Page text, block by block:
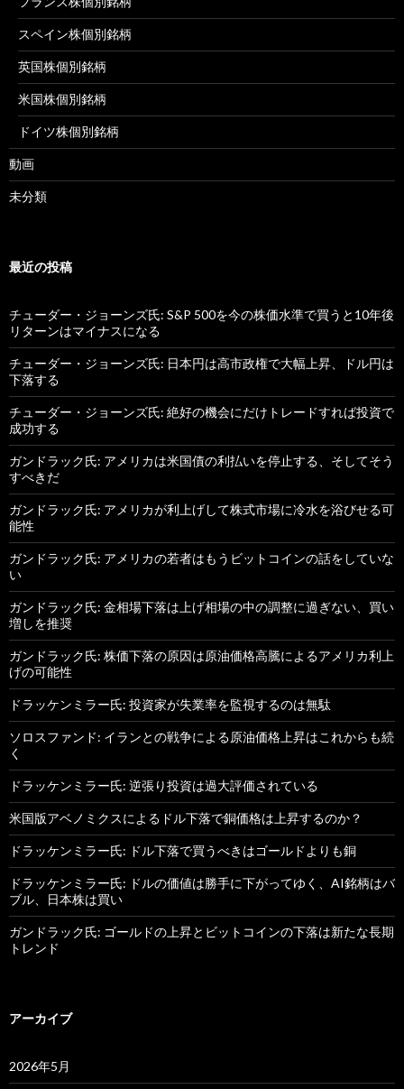
スペイン株個別銘柄
英国株個別銘柄
米国株個別銘柄
ドイツ株個別銘柄
動画
未分類
最近の投稿
チューダー・ジョーンズ氏: S&P 500を今の株価水準で買うと10年後
リターンはマイナスになる
チューダー・ジョーンズ氏: 日本円は高市政権で大幅上昇、ドル円は
下落する
チューダー・ジョーンズ氏: 絶好の機会にだけトレードすれば投資で
成功する
ガンドラック氏: アメリカは米国債の利払いを停止する、そしてそう
すべきだ
ガンドラック氏: アメリカが利上げして株式市場に冷水を浴びせる可
能性
ガンドラック氏: アメリカの若者はもうビットコインの話をしていな
い
ガンドラック氏: 金相場下落は上げ相場の中の調整に過ぎない、買い
増しを推奨
ガンドラック氏: 株価下落の原因は原油価格高騰によるアメリカ利上
げの可能性
ドラッケンミラー氏: 投資家が失業率を監視するのは無駄
ソロスファンド: イランとの戦争による原油価格上昇はこれからも続
く
ドラッケンミラー氏: 逆張り投資は過大評価されている
米国版アベノミクスによるドル下落で銅価格は上昇するのか？
ドラッケンミラー氏: ドル下落で買うべきはゴールドよりも銅
ドラッケンミラー氏: ドルの価値は勝手に下がってゆく、AI銘柄はバ
ブル、日本株は買い
ガンドラック氏: ゴールドの上昇とビットコインの下落は新たな長期
トレンド
アーカイブ
2026年5月